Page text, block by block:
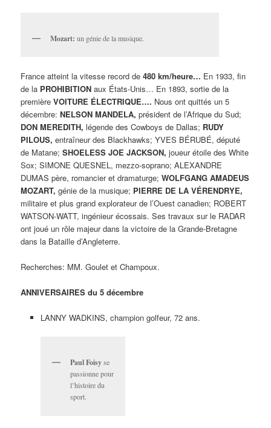
Mozart: un génie de la musique.
France atteint la vitesse record de480 km/heure… En 1933, fin
de la PROHIBITION aux États-Unis… En 1893, sortie de la
premièreVOITURE ÉLECTRIQUE…. Nous ont quittés un 5
décembre:NELSON MANDELA, président de l’Afrique du Sud;
DON MEREDITH, légende des Cowboys de Dallas; RUDY
PILOUS, entraîneur des Blackhawks; YVES BÉRUBÉ, député
de Matane;SHOELESS JOE JACKSON, joueur étoile des White
Sox; SIMONE QUESNEL, mezzo-soprano; ALEXANDRE
DUMAS père, romancier et dramaturge;WOLFGANG AMADEUS
MOZART, génie de la musique; PIERRE DE LA VÉRENDRYE,
militaire et plus grand explorateur de l’Ouest canadien; ROBERT
WATSON-WATT, ingénieur écossais. Ses travaux sur le RADAR
ont joué un rôle majeur dans la victoire de la Grande-Bretagne
dans la Bataille d’Angleterre.
Recherches: MM. Goulet et Champoux.
ANNIVERSAIRES du 5 décembre
LANNY WADKINS, champion golfeur, 72 ans.
Paul Foisyse
passionne pour
l’histoire du
sport.